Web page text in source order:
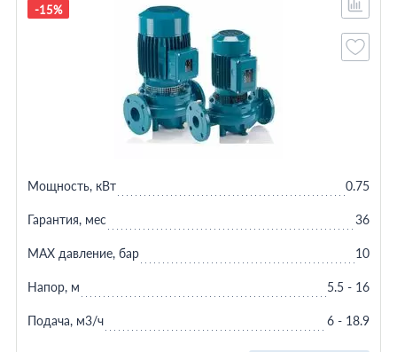
-15%
Мощность, кВт 0.75
Гарантия, мес 36
MAX давление, бар 10
Напор, м 5.5 - 16
Подача, м3/ч 6 - 18.9